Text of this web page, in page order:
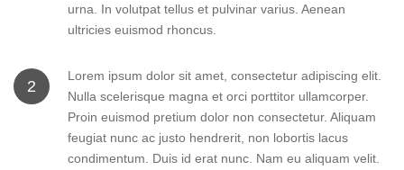
urna. In volutpat tellus et pulvinar varius. Aenean
ultricies euismod rhoncus.
2
Lorem ipsum dolor sit amet, consectetur adipiscing elit.
Nulla scelerisque magna et orci porttitor ullamcorper.
Proin euismod pretium dolor non consectetur. Aliquam
feugiat nunc ac justo hendrerit, non lobortis lacus
condimentum. Duis id erat nunc. Nam eu aliquam velit.